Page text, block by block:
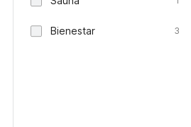
Bienestar 3